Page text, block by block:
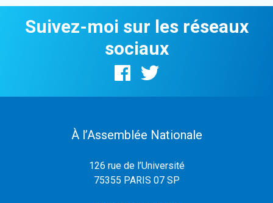
Suivez-moi sur les réseaux
sociaux
À l’Assemblée Nationale
126 rue de l’Université
75355 PARIS 07 SP